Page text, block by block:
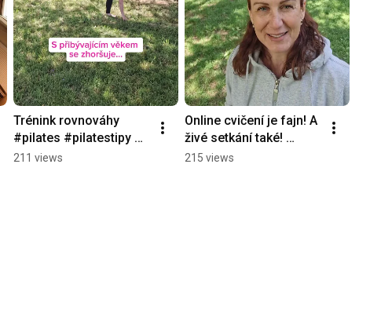
Trénink rovnováhy
#pilates #pilatestipy
#balance #rovnovaha
211 views
Online cvičení je fajn! A
živé setkání také!
#pilates #pilatestipy
215 views